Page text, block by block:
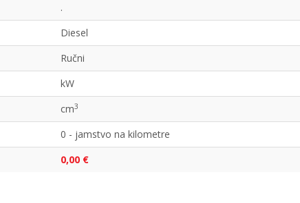
.
Diesel
Ručni
kW
cm3
0 - jamstvo na kilometre
0,00 €